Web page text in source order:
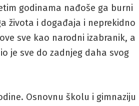
godinama nađoše ga burni
života i događaja i neprekidno
sve kao narodni izabranik, a
je sve do zadnjeg daha svog
Osnovnu školu i gimnaziju